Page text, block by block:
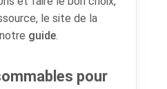
le site de la
guide.
pour